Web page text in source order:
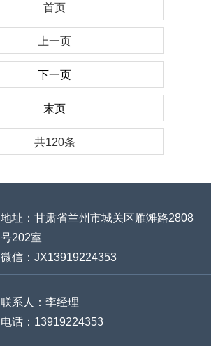
首页
上一页
下一页
末页
共120条
地址：甘肃省兰州市城关区雁滩路2808
号202室
微信：JX13919224353
联系人：李经理
电话：13919224353